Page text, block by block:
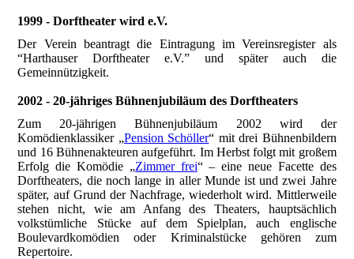
1999 - Dorftheater wird e.V.
Der Verein beantragt die Eintragung im Vereinsregister als
“Harthauser Dorftheater e.V.” und später auch die
Gemeinnützigkeit.
2002 - 20-jähriges Bühnenjubiläum des Dorftheaters
Zum 20-jährigen Bühnenjubiläum 2002 wird der
Komödienklassiker „Pension Schöller“ mit drei Bühnenbildern
und 16 Bühnenakteuren aufgeführt. Im Herbst folgt mit großem
Erfolg die Komödie „Zimmer frei“ – eine neue Facette des
Dorftheaters, die noch lange in aller Munde ist und zwei Jahre
später, auf Grund der Nachfrage, wiederholt wird. Mittlerweile
stehen nicht, wie am Anfang des Theaters, hauptsächlich
volkstümliche Stücke auf dem Spielplan, auch englische
Boulevardkomödien oder Kriminalstücke gehören zum
Repertoire.